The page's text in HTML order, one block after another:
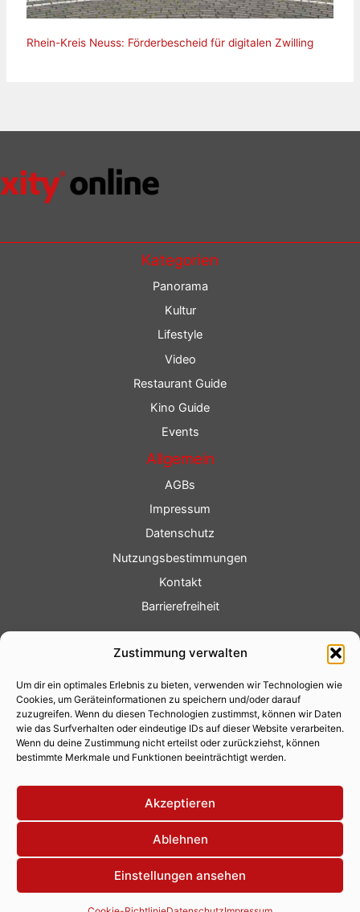
Zustimmung verwalten
Um dir ein optimales Erlebnis zu bieten, verwenden wir Technologien wie
Cookies, um Geräteinformationen zu speichern und/oder darauf
zuzugreifen. Wenn du diesen Technologien zustimmst, können wir Daten
wie das Surfverhalten oder eindeutige IDs auf dieser Website verarbeiten.
Wenn du deine Zustimmung nicht erteilst oder zurückziehst, können
bestimmte Merkmale und Funktionen beeinträchtigt werden.
Akzeptieren
Ablehnen
Einstellungen ansehen
Rhein-Kreis Neuss: Förderbescheid für digitalen Zwilling
Kategorien
Panorama
Kultur
Lifestyle
Video
Restaurant Guide
Kino Guide
Events
Allgemein
AGBs
Impressum
Datenschutz
Nutzungsbestimmungen
Kontakt
Barrierefreiheit
Fotoservice
Videoservice
Werbung
Contenterstellung
Lokalnachrichten
Lokalfernsehen
Eventkalender